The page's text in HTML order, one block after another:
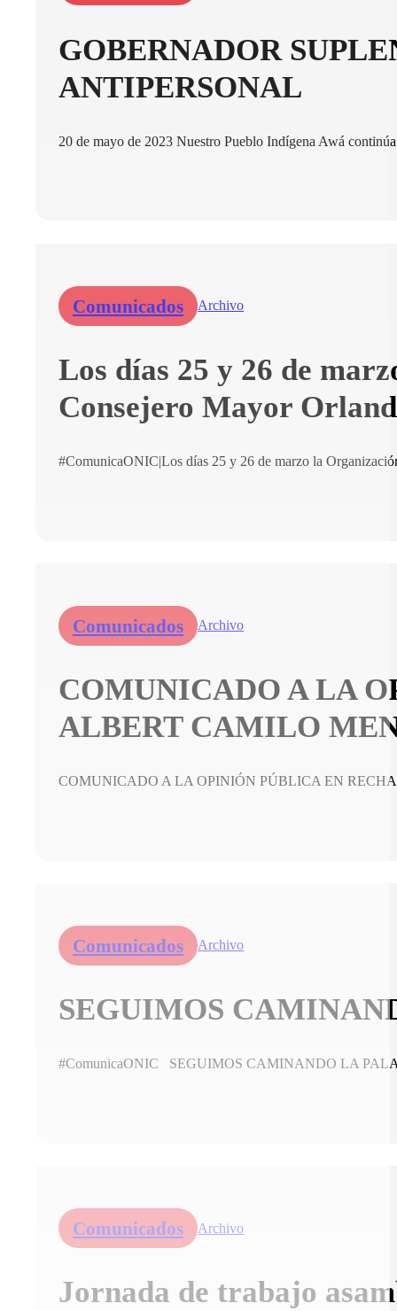
GOBERNADOR
ANTIPERSONAL
20 de mayo de 2023 Nuestro Pueblo Indígena Awá
Comunicados Archivo
Los días 25 y 26 de
Consejero Mayor
#ComunicaONIC|Los días 25 y 26 de marzo la
Comunicados Archivo
COMUNICADO A LA
ALBERT CAMILO
COMUNICADO A LA OPINIÓN PÚBLICA EN
Comunicados Archivo
SEGUIMOS
#ComunicaONIC SEGUIMOS CAMINANDO LA
Comunicados Archivo
Jornada de trabajo